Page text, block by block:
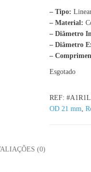
– Tipo:
– Material:
– Diâmetro
– Diâmetro
–
Esgotado
REF:
OD 21 mm,
(0)